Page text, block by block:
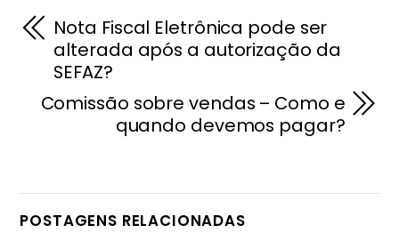
Nota Fiscal Eletrônica pode ser
alterada após a autorização da
SEFAZ?
Comissão sobre vendas – Como e
quando devemos pagar?
POSTAGENS RELACIONADAS